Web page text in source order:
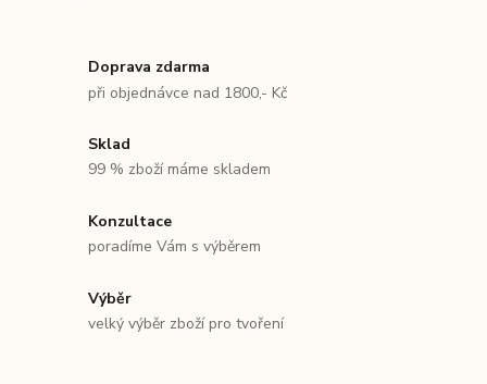
Doprava zdarma
při objednávce nad 1800,- Kč
Sklad
99 % zboží máme skladem
Konzultace
poradíme Vám s výběrem
Výběr
velký výběr zboží pro tvoření